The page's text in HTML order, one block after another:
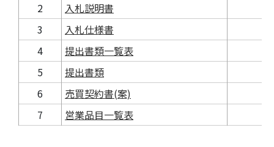
2
入札説明書
3
入札仕様書
4
提出書類一覧表
5
提出書類
6
売買契約書(案)
7
営業品目一覧表